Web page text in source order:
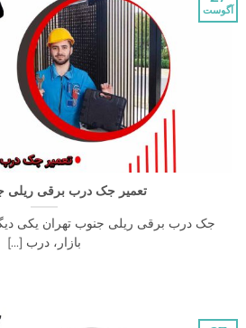
تعمیر جک درب برقی ریلی جنوب
برقی ریلی جنوب تهران یکی دیگر از
بازار، درب [...]